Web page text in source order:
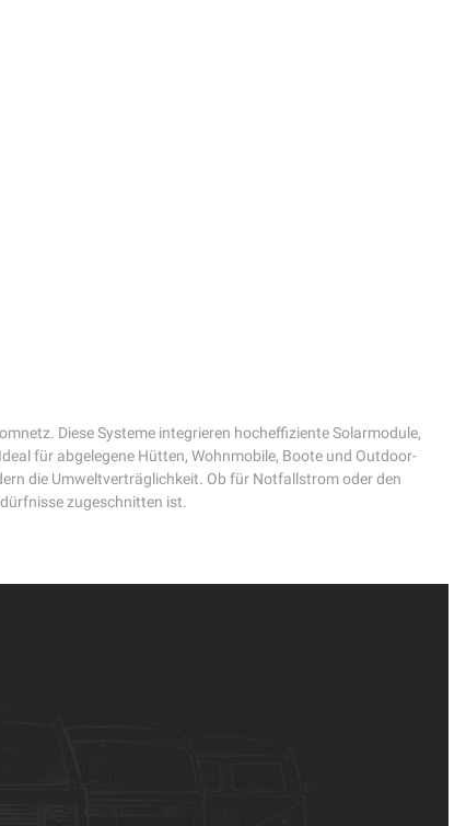
Diese Systeme integrieren hocheffiziente Solarmodule,
für abgelegene Hütten, Wohnmobile, Boote und Outdoor-
die Umweltverträglichkeit. Ob für Notfallstrom oder den
zugeschnitten ist.